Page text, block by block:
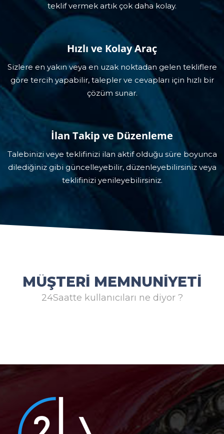
teklif vermek artık çok daha kolay.
Hızlı ve Kolay Araç
Sizlere en yakın veya en uzak noktadan gelen tekliflere
göre tercih yapabilir, talepler ve cevapları için hızlı bir
çözüm sunar.
İlan Takip ve Düzenleme
Talebinizi veye teklifinizi ilan aktif olduğu süre boyunca
dilediğiniz gibi güncelleyebilir, düzenleyebilirsiniz veya
teklifinizi yenileyebilirsiniz.
MÜŞTERI MEMNUNIYETI
24Saatte kullanıcıları ne diyor ?